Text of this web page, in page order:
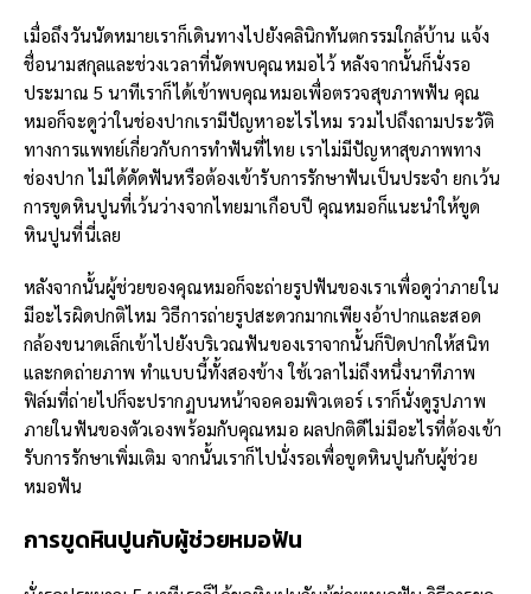
เมื่อถึงวันนัดหมายเราก็เดินทางไปยังคลินิกทันตกรรมใกล้บ้าน แจ้ง
ชื่อนามสกุลและช่วงเวลาที่นัดพบคุณหมอไว้ หลังจากนั้นก็นั่งรอ
ประมาณ 5 นาทีเราก็ได้เข้าพบคุณหมอเพื่อตรวจสุขภาพฟัน คุณ
หมอก็จะดูว่าในช่องปากเรามีปัญหาอะไรไหม รวมไปถึงถามประวัติ
ทางการแพทย์เกี่ยวกับการทำฟันที่ไทย เราไม่มีปัญหาสุขภาพทาง
ช่องปาก ไม่ได้ดัดฟันหรือต้องเข้ารับการรักษาฟันเป็นประจำ ยกเว้น
การขูดหินปูนที่เว้นว่างจากไทยมาเกือบปี คุณหมอก็แนะนำให้ขูด
หินปูนที่นี่เลย
หลังจากนั้นผู้ช่วยของคุณหมอก็จะถ่ายรูปฟันของเราเพื่อดูว่าภายใน
มีอะไรผิดปกติไหม วิธีการถ่ายรูปสะดวกมากเพียงอ้าปากและสอด
กล้องขนาดเล็กเข้าไปยังบริเวณฟันของเราจากนั้นก็ปิดปากให้สนิท
และกดถ่ายภาพ ทำแบบนี้ทั้งสองข้าง ใช้เวลาไม่ถึงหนึ่งนาทีภาพ
ฟิล์มที่ถ่ายไปก็จะปรากฏบนหน้าจอคอมพิวเตอร์ เราก็นั่งดูรูปภาพ
ภายในฟันของตัวเองพร้อมกับคุณหมอ ผลปกติดีไม่มีอะไรที่ต้องเข้า
รับการรักษาเพิ่มเติม จากนั้นเราก็ไปนั่งรอเพื่อขูดหินปูนกับผู้ช่วย
หมอฟัน
การขูดหินปูนกับผู้ช่วยหมอฟัน